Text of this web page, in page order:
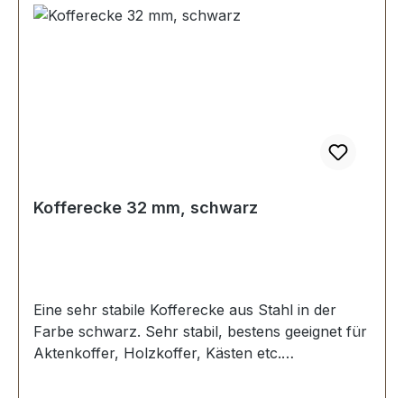
Kofferecke 32 mm, schwarz
Eine sehr stabile Kofferecke aus Stahl in der
Farbe schwarz. Sehr stabil, bestens geeignet für
Aktenkoffer, Holzkoffer, Kästen etc.